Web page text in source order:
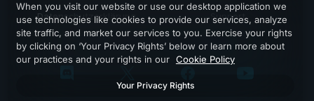
Datenschutzerklärung Support
When you visit our website or use our desktop application we
use technologies like cookies to provide our services, analyze
site traffic, and market our services to you. Exercise your rights
by clicking on ‘Your Privacy Rights’ below or learn more about
our practices and your rights in our Cookie Policy
Your Privacy Rights